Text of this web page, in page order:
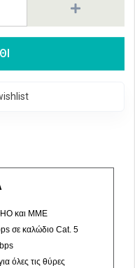
και ΜΜΕ
σε καλώδιο Cat. 5
όλες τις θύρες